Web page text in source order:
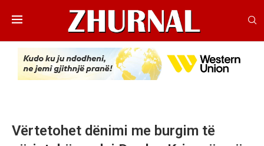
Vërtetohet dënimi me burgim të